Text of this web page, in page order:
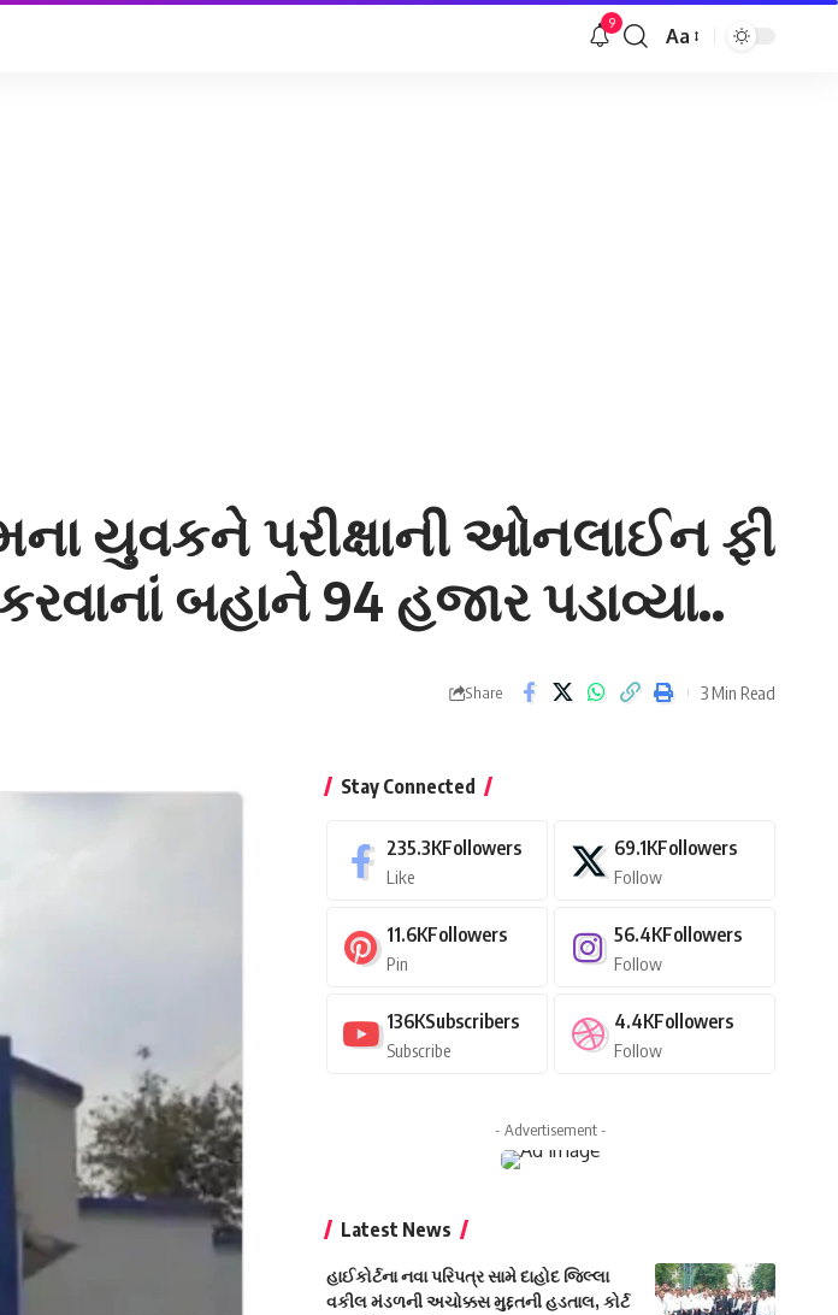
9
Font
Aa
યુવકને પરીક્ષાની ઓનલાઈન ફી
બહાને 94 હજાર પડાવ્યા..
Share 3 Min Read
Stay Connected
235.3KFollowers
Like
69.1KFollowers
Follow
11.6KFollowers
Pin
56.4KFollowers
Follow
136KSubscribers
Subscribe
4.4KFollowers
Follow
- Advertisement -
Latest News
હાઈકોર્ટના નવા પરિપત્ર સામે દાહોદ જિલ્લા
વકીલ મંડળની અચોક્કસ મુદ્દતની હડતાલ, કોર્ટ